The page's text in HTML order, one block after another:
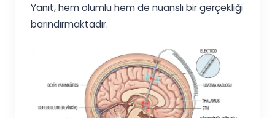
Yanıt, hem olumlu hem de nüanslı bir gerçekliği
barındırmaktadır.